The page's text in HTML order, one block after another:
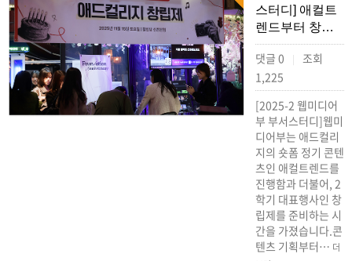
스터디] 애컬트
렌드부터 창…
댓글 0 |
조회
1,225
[2025-2 웹미디어
부 부서스터디]웹미
디어부는 애드컬리
지의 숏폼 정기 콘텐
츠인 애컬트렌드를
진행함과 더불어, 2
학기 대표행사인 창
립제를 준비하는 시
간을 가졌습니다.콘
텐츠 기획부터… 더